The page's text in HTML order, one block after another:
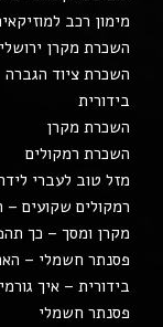
מימון רכב
השכרת מקרן
השכרת ציוד הגברה
בידורית
השכרת מקרן
השכרת רמקולים
מזל טוב לעברי
רמקולים שקועים –
מקרן ומסך – כך
פסנתר חשמלי –
בידורית – איך
פסנתר חשמלי